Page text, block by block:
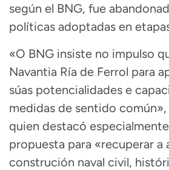
según el BNG, fue
políticas adoptadas en
«O BNG insiste no impulso
Navantia Ría de Ferrol para
súas potencialidades e
medidas de sentido
quien destacó
propuesta para «recuperar a
construción naval civil,